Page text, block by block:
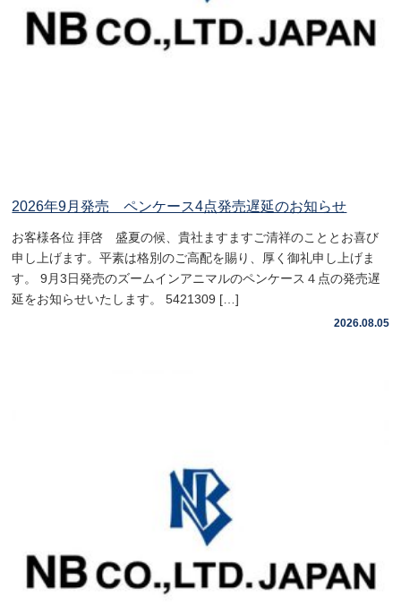
2026年9月発売 ペンケース4点発売遅延のお知らせ
お客様各位 拝啓 盛夏の候、貴社ますますご清祥のこととお喜び
申し上げます。平素は格別のご高配を賜り、厚く御礼申し上げま
す。 9月3日発売のズームインアニマルのペンケース４点の発売遅
延をお知らせいたします。 5421309 […]
2026.08.05